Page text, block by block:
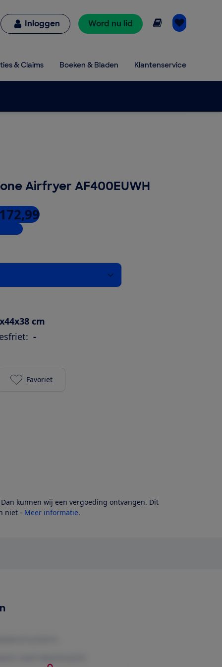
Inloggen Word nu lid Online lezen
& Claims Boeken & Bladen Klantenservice
Airfryer AF400EUWH
cm
-
Ninja Foodi MAX Dual Zone Airfryer AF400EUWH
Favoriet
kunnen wij een vergoeding ontvangen. Dit
niet - Meer informatie.